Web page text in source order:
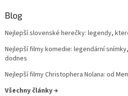
Blog
Nejlepší slovenské herečky: legendy,
Nejlepší filmy komedie: legendární
dodnes
Nejlepší filmy Christophera Nolana: od
Všechny články →